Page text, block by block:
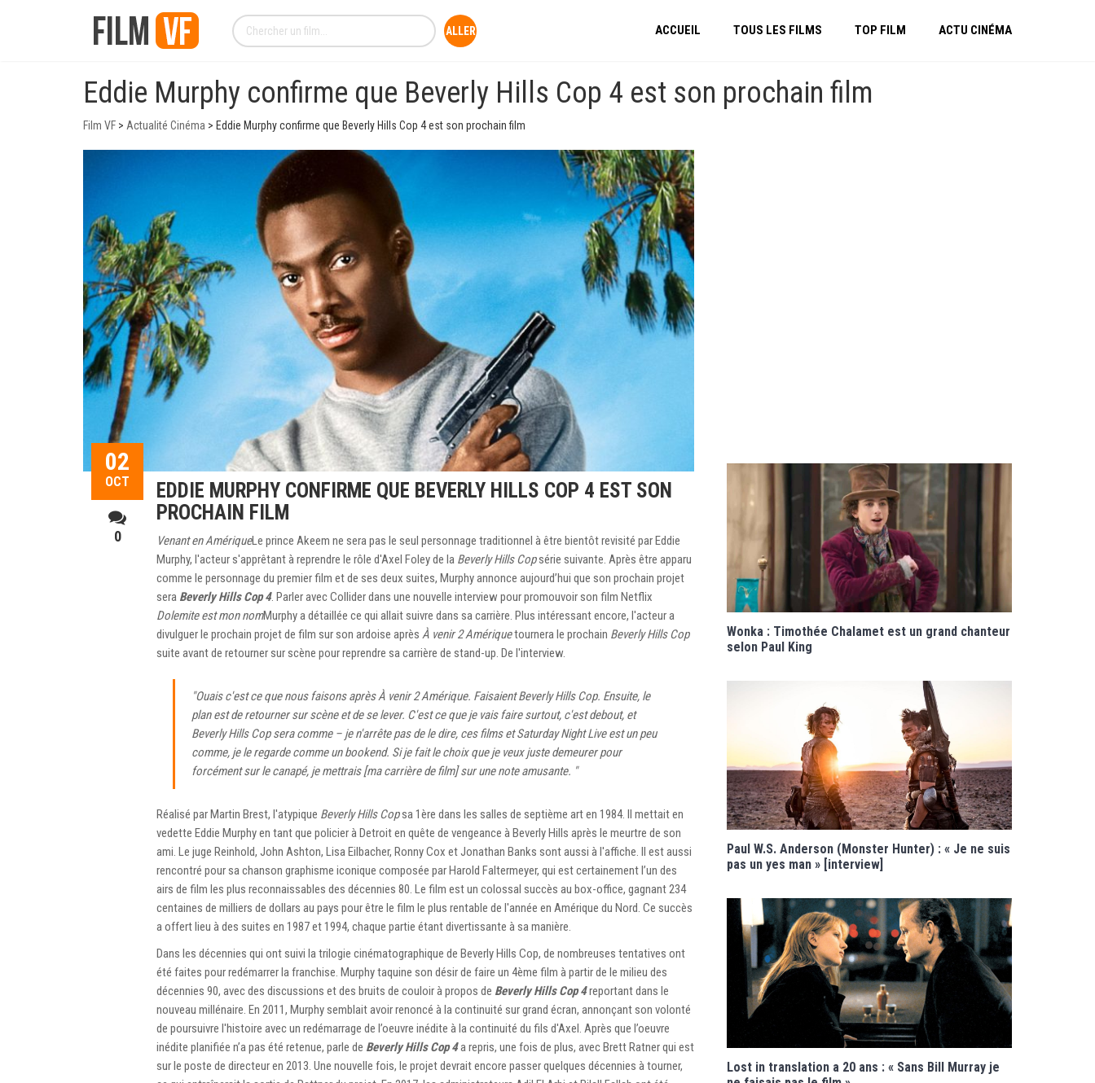
ACCUEIL TOUS LES FILMS TOP FILM ACTU CINÉMA
Eddie Murphy confirme que Beverly Hills Cop 4 est son prochain film
Film VF > Actualité Cinéma > Eddie Murphy confirme que Beverly Hills Cop 4 est son prochain film
02
OCT
0
EDDIE MURPHY CONFIRME QUE BEVERLY HILLS COP 4 EST SON
PROCHAIN FILM
Venant en AmériqueLe prince Akeem ne sera pas le seul personnage traditionnel à être bientôt revisité par Eddie
Murphy, l'acteur s'apprêtant à reprendre le rôle d'Axel Foley de la Beverly Hills Copsérie suivante. Après être apparu
comme le personnage du premier film et de ses deux suites, Murphy annonce aujourd’hui que son prochain projet
sera Beverly Hills Cop 4. Parler avec Collider dans une nouvelle interview pour promouvoir son film Netflix
Dolemite est mon nomMurphy a détaillée ce qui allait suivre dans sa carrière. Plus intéressant encore, l'acteur a
divulguer le prochain projet de film sur son ardoise après À venir 2 Amériquetournera le prochain Beverly Hills Cop
suite avant de retourner sur scène pour reprendre sa carrière de stand-up. De l'interview.
"Ouais c'est ce que nous faisons aprèsÀ venir 2 Amérique. FaisaientBeverly Hills Cop. Ensuite, le
plan est de retourner sur scène et de se lever. C'est ce que je vais faire surtout, c'est debout, et
Beverly Hills Copsera comme – je n'arrête pas de le dire, ces films etSaturday Night Liveest un peu
comme, je le regarde comme un bookend. Si je fait le choix que je veux juste demeurer pour
forcément sur le canapé, je mettrais [ma carrière de film] sur une note amusante. "
Réalisé par Martin Brest, l'atypique Beverly Hills Copsa 1ère dans les salles de septième art en 1984. Il mettait en
vedette Eddie Murphy en tant que policier à Detroit en quête de vengeance à Beverly Hills après le meurtre de son
ami. Le juge Reinhold, John Ashton, Lisa Eilbacher, Ronny Cox et Jonathan Banks sont aussi à l'affiche. Il est aussi
rencontré pour sa chanson graphisme iconique composée par Harold Faltermeyer, qui est certainement l’un des
airs de film les plus reconnaissables des décennies 80. Le film est un colossal succès au box-office, gagnant 234
centaines de milliers de dollars au pays pour être le film le plus rentable de l'année en Amérique du Nord. Ce succès
a offert lieu à des suites en 1987 et 1994, chaque partie étant divertissante à sa manière.
Dans les décennies qui ont suivi la trilogie cinématographique de Beverly Hills Cop, de nombreuses tentatives ont
été faites pour redémarrer la franchise. Murphy taquine son désir de faire un 4ème film à partir de le milieu des
décennies 90, avec des discussions et des bruits de couloir à propos de Beverly Hills Cop 4reportant dans le
nouveau millénaire. En 2011, Murphy semblait avoir renoncé à la continuité sur grand écran, annonçant son volonté
de poursuivre l'histoire avec un redémarrage de l’oeuvre inédite à la continuité du fils d'Axel. Après que l’oeuvre
inédite planifiée n’a pas été retenue, parle de Beverly Hills Cop 4a repris, une fois de plus, avec Brett Ratner qui est
sur le poste de directeur en 2013. Une nouvelle fois, le projet devrait encore passer quelques décennies à tourner,
Wonka : Timothée Chalamet est un grand chanteur
selon Paul King
Paul W.S. Anderson (Monster Hunter) : « Je ne suis
pas un yes man » [interview]
Lost in translation a 20 ans : « Sans Bill Murray je